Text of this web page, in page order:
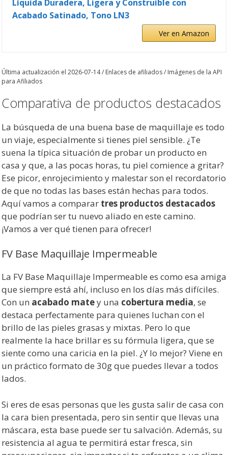
Líquida Duradera, Ligera y Construible con
Acabado Satinado, Tono LN3
Ver en Amazon
Última actualización el 2026-07-14 / Enlaces de afiliados / Imágenes de la API
para Afiliados
Comparativa de productos destacados
La búsqueda de una buena base de maquillaje es todo
un viaje, especialmente si tienes piel sensible. ¿Te
suena la típica situación de probar un producto en
casa y que, a las pocas horas, tu piel comience a gritar?
Ese picor, enrojecimiento y malestar son el recordatorio
de que no todas las bases están hechas para todos.
Aquí vamos a comparar tres productos destacados
que podrían ser tu nuevo aliado en este camino.
¡Vamos a ver qué tienen para ofrecer!
FV Base Maquillaje Impermeable
La FV Base Maquillaje Impermeable es como esa amiga
que siempre está ahí, incluso en los días más difíciles.
Con un acabado matey una cobertura media, se
destaca perfectamente para quienes luchan con el
brillo de las pieles grasas y mixtas. Pero lo que
realmente la hace brillar es su fórmula ligera, que se
siente como una caricia en la piel. ¿Y lo mejor? Viene en
un práctico formato de 30g que puedes llevar a todos
lados.
Si eres de esas personas que les gusta salir de casa con
la cara bien presentada, pero sin sentir que llevas una
máscara, esta base puede ser tu salvación. Además, su
resistencia al agua te permitirá estar fresca, sin